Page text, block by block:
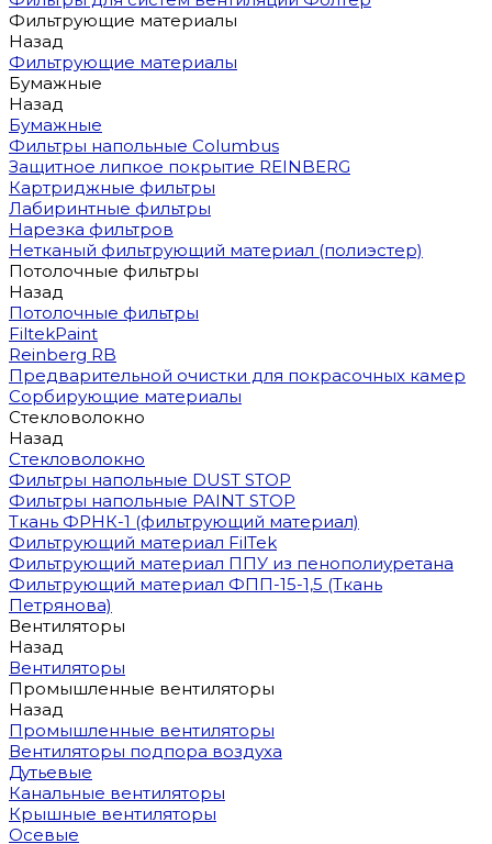
Фильтрующие материалы
Назад
Фильтрующие материалы
Бумажные
Назад
Бумажные
Фильтры напольные Columbus
Защитное липкое покрытие REINBERG
Картриджные фильтры
Лабиринтные фильтры
Нарезка фильтров
Нетканый фильтрующий материал (полиэстер)
Потолочные фильтры
Назад
Потолочные фильтры
FiltekPaint
Reinberg RB
Предварительной очистки для покрасочных камер
Сорбирующие материалы
Стекловолокно
Назад
Стекловолокно
Фильтры напольные DUST STOP
Фильтры напольные PAINT STOP
Ткань ФРНК-1 (фильтрующий материал)
Фильтрующий материал FilTek
Фильтрующий материал ППУ из пенополиуретана
Фильтрующий материал ФПП-15-1,5 (Ткань
Петрянова)
Вентиляторы
Назад
Вентиляторы
Промышленные вентиляторы
Назад
Промышленные вентиляторы
Вентиляторы подпора воздуха
Дутьевые
Канальные вентиляторы
Крышные вентиляторы
Осевые